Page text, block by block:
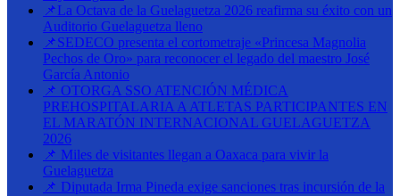
📌La Octava de la Guelaguetza 2026 reafirma su éxito con un
Auditorio Guelaguetza lleno
📌SEDECO presenta el cortometraje «Princesa Magnolia
Pechos de Oro» para reconocer el legado del maestro José
García Antonio
📌 OTORGA SSO ATENCIÓN MÉDICA
PREHOSPITALARIA A ATLETAS PARTICIPANTES EN
EL MARATÓN INTERNACIONAL GUELAGUETZA
2026
📌 Miles de visitantes llegan a Oaxaca para vivir la
Guelaguetza
📌 Diputada Irma Pineda exige sanciones tras incursión de la